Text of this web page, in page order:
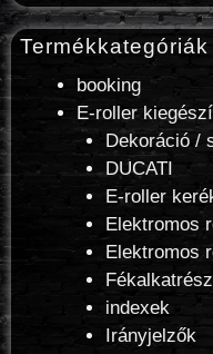
Termékkategóriák
booking
E-roller
Dekoráció /
DUCATI
E-roller
Elektromos
Elektromos
indexek
Irányjelzők